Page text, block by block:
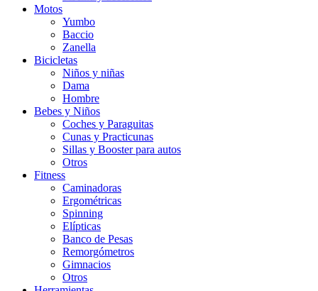
Motos
Yumbo
Baccio
Zanella
Bicicletas
Niños y niñas
Dama
Hombre
Bebes y Niños
Coches y Paraguitas
Cunas y Practicunas
Sillas y Booster para autos
Otros
Fitness
Caminadoras
Ergométricas
Spinning
Elípticas
Banco de Pesas
Remorgómetros
Gimnacios
Otros